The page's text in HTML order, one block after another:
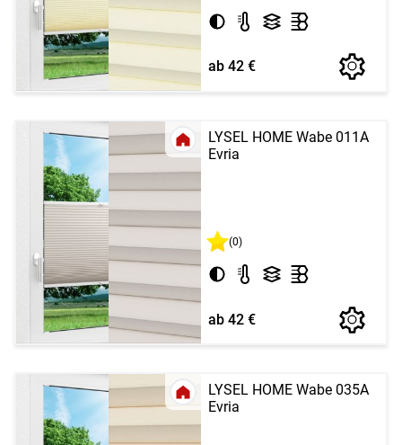
ab 42 €
LYSEL HOME Wabe 011A
Evria
(0)
ab 42 €
LYSEL HOME Wabe 035A
Evria